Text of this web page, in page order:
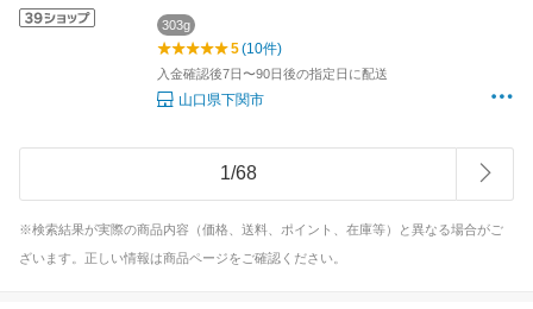
303g
5(10件)
入金確認後7日〜90日後の指定日に配送
山口県下関市
1/68
※検索結果が実際の商品内容（価格、送料、ポイント、在庫等）と異なる場合がご
ざいます。正しい情報は商品ページをご確認ください。